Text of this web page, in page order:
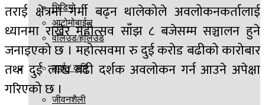
भिडियो
वलिउड/हलिउड
अन्य
जीवनशैली
आटोमोबाईल
उर्जा / कृषि
तराई क्षेत्रमा गर्मी बढ्न थालेकोले अवलोकनकर्तालाई
ध्यानमा राखेर महोत्सव साँझ ८ बजेसम्म सञ्चालन हुने
जनाइएको छ । महोत्सवमा रु दुई करोड बढीको कारोबार
तथा दुई लाख बढी दर्शक अवलोकन गर्न आउने अपेक्षा
गरिएको छ ।